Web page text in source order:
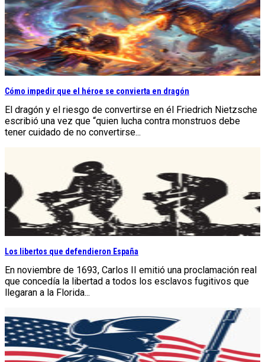
Cómo impedir que el héroe se convierta en dragón
El dragón y el riesgo de convertirse en él Friedrich Nietzsche
escribió una vez que “quien lucha contra monstruos debe
tener cuidado de no convertirse...
Los libertos que defendieron España
En noviembre de 1693, Carlos II emitió una proclamación real
que concedía la libertad a todos los esclavos fugitivos que
llegaran a la Florida...